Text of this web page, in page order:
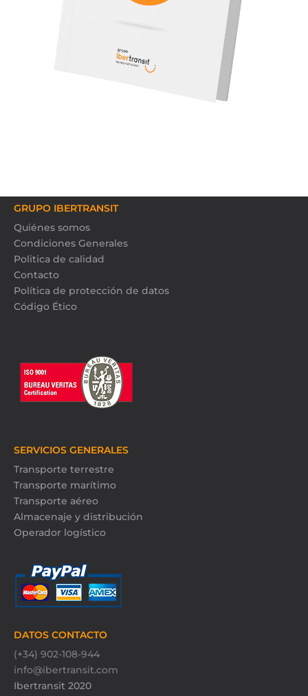
GRUPO IBERTRANSIT
Quiénes somos
Condiciones Generales
Politica de calidad
Contacto
Política de protección de datos
Código Ético
SERVICIOS GENERALES
Transporte terrestre
Transporte marítimo
Transporte aéreo
Almacenaje y distribución
Operador logístico
DATOS CONTACTO
(+34) 902-108-944
info@ibertransit.com
Ibertransit 2020